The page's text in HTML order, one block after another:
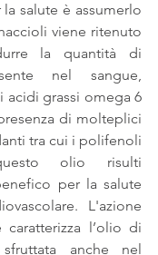
salute è assumerlo
viene ritenuto
la quantità di
nel sangue,
acidi grassi omega 6
di molteplici
tra cui i polifenoli
olio risulti
per la salute
L'azione
caratterizza l’olio di
anche nel